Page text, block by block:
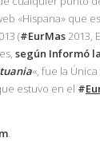
«Hispana» que
(#EurMas2013,
según Informó
«, fue la
estuvo en el #
.